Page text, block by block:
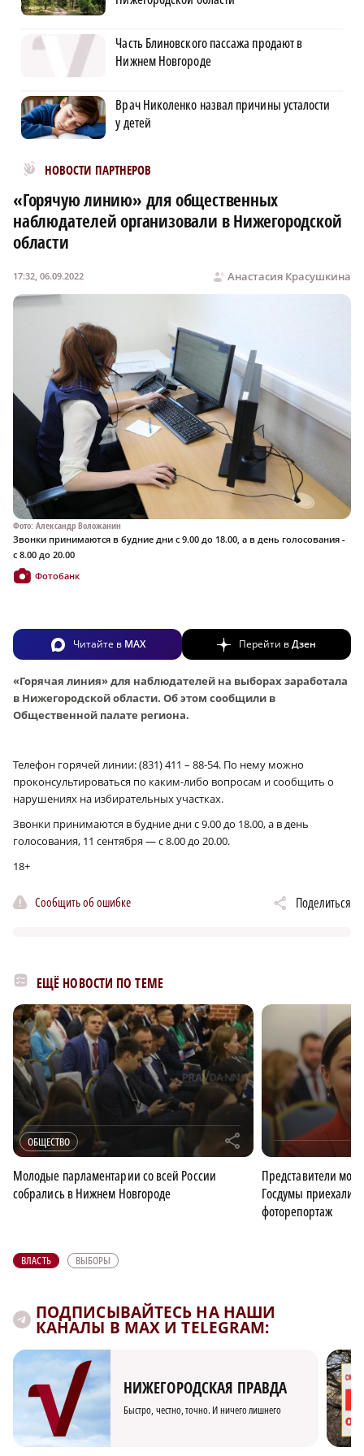
Часть Блиновского пассажа продают в
Нижнем Новгороде
Врач Николенко назвал причины усталости
у детей
НОВОСТИ ПАРТНЕРОВ
Новости МирТесен
«Горячую линию» для общественных
наблюдателей организовали в Нижегородской
области
Анастасия Красушкина
17:32, 06.09.2022
Фото: Александр Воложанин
Звонки принимаются в будние дни с 9.00 до 18.00, а в день голосования -
с 8.00 до 20.00
Фотобанк
Читайте в MAX Перейти вДзен
«Горячая линия» для наблюдателей на выборах заработала
в Нижегородской области. Об этом сообщили в
Общественной палате региона.
Телефон горячей линии: (831) 411 – 88-54. По нему можно
проконсультироваться по каким-либо вопросам и сообщить о
нарушениях на избирательных участках.
Звонки принимаются в будние дни с 9.00 до 18.00, а в день
голосования, 11 сентября — с 8.00 до 20.00.
18+
Сообщить об ошибке Поделиться
ЕЩЁ НОВОСТИ ПО ТЕМЕ
ОБЩЕСТВО r
Молодые парламентарии со всей России
собрались в Нижнем Новгороде
Представители
Госдумы приехали
фоторепортаж
ВЛАСТЬ ВЫБОРЫ
ПОДПИСЫВАЙТЕСЬ НА НАШИ
КАНАЛЫ В MAX И TELEGRAM:
НИЖЕГОРОДСКАЯ ПРАВДА
Быстро, честно, точно. И ничего лишнего